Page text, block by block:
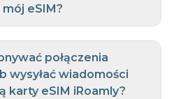
eSIM?
połączenia
wysyłać wiadomości
karty eSIM iRoamly?